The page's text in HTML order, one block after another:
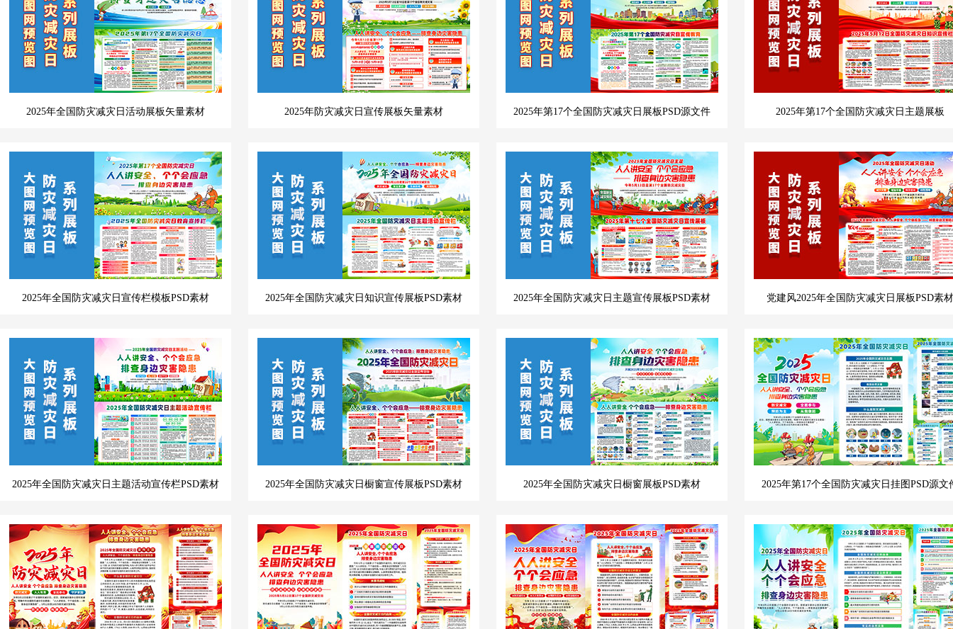
2025年全国防灾减灾日活动展板矢量素材 2025年防灾减灾日宣传展板矢量素材 2025年第17个全国防灾减灾日展板PSD源文件 2025年第17个全国防灾减灾日主题展板
2025年全国防灾减灾日宣传栏模板PSD素材 2025年全国防灾减灾日知识宣传展板PSD素材 2025年全国防灾减灾日主题宣传展板PSD素材 党建风2025年全国防灾减灾日展板PSD素材
2025年全国防灾减灾日主题活动宣传栏PSD素材 2025年全国防灾减灾日橱窗宣传展板PSD素材 2025年全国防灾减灾日橱窗展板PSD素材 2025年第17个全国防灾减灾日挂图PSD源文